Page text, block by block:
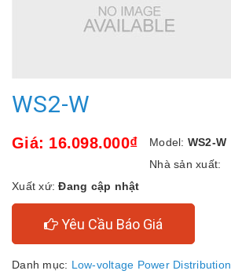
WS2-W
Giá: 16.098.000₫ Model: WS2-W
Nhà sản xuất:
Xuất xứ:Đang cập nhật
Yêu Cầu Báo Giá
Danh mục: Low-voltage Power Distribution